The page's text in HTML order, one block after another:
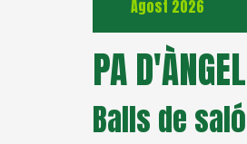
Agost 2026
PA D'ÀNGEL
Balls de